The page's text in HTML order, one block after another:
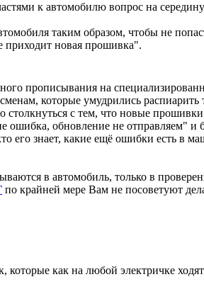
к автомобилю вопрос на
таким образом, чтобы не
приходит новая прошивка".
прописывания на
которые умудрились
с тем, что новые
обновление не отправляем" и
знает, какие ещё ошибки есть в
в автомобиль, только в
по крайней мере Вам не посоветуют
как на любой электричке